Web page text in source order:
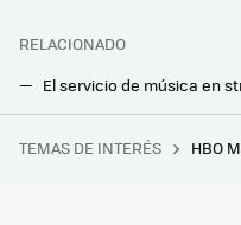
RELACIONADO
TEMAS DE INTERÉS HBO